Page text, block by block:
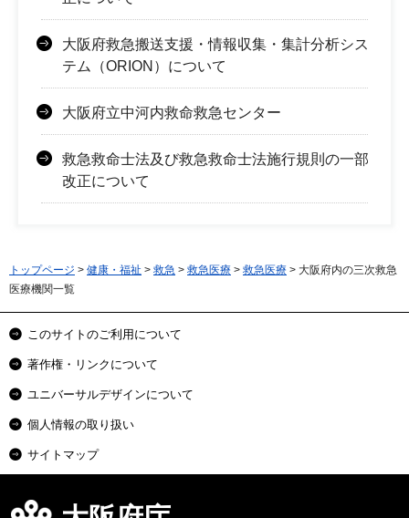
大阪府救急搬送支援・情報収集・集計分析シス
テム（ORION）について
大阪府立中河内救命救急センター
救急救命士法及び救急救命士法施行規則の一部
改正について
トップページ > 健康・福祉 > 救急 > 救急医療 > 救急医療 > 大阪府内の三次救急
医療機関一覧
このサイトのご利用について
著作権・リンクについて
ユニバーサルデザインについて
個人情報の取り扱い
サイトマップ